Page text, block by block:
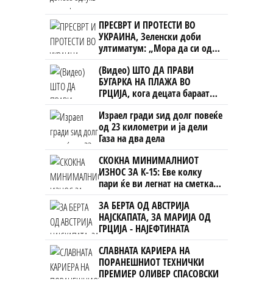
ПРЕСВРТ И ПРОТЕСТИ ВО
УКРАИНА, Зеленски доби
ултиматум: „Мора да си оди,
крајниот рок е петок!“
(Видео) ШТО ДА ПРАВИ
БУГАРКА НА ПЛАЖА ВО
ГРЦИЈА, кога децата бараат
домашно месо
Израел гради ѕид долг повеќе
од 23 километри и ја дели
Газа на два дела
СКОКНА МИНИМАЛНИОТ
ИЗНОС ЗА К-15: Еве колку
пари ќе ви легнат на сметка
годинава
ЗА БЕРТА ОД АВСТРИЈА
НАЈСКАПАТА, ЗА МАРИЈА ОД
ГРЦИЈА - НАЈЕФТИНАТА
СЛАВНАТА КАРИЕРА НА
ПОРАНЕШНИОТ ТЕХНИЧКИ
ПРЕМИЕР ОЛИВЕР СПАСОВСКИ